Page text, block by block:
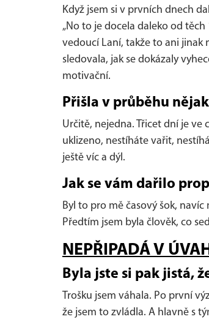
Když jsem si v prvních dnech
„No to je docela daleko od
vedoucí Laní, takže to ani jinak
sledovala, jak se dokázaly
motivační.
Přišla v průběhu
Určitě, nejedna. Třicet dní je
uklizeno, nestíháte vařit,
ještě víc a dýl.
Jak se vám dařilo
Byl to pro mě časový šok,
Předtím jsem byla člověk, co
NEPŘIPADÁ V
Byla jste si pak jistá,
Trošku jsem váhala. Po první
že jsem to zvládla. A hlavně s